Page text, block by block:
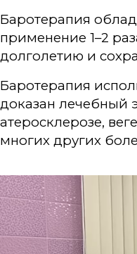
Баротерапия
применение 1–2
долголетию и
Баротерапия
доказан лечебный
атеросклерозе,
многих других